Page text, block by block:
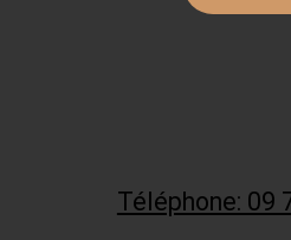
Téléphone: 09